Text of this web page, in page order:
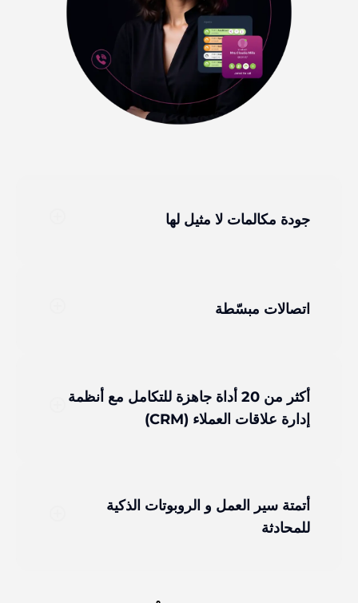
جودة مكالمات لا مثيل لها
اتصالات مبسّطة
أكثر من 20 أداة جاهزة للتكامل مع أنظمة
إدارة علاقات العملاء (CRM)
أتمتة سير العمل و الروبوتات الذكية
للمحادثة